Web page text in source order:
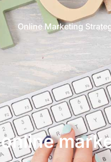
Online Marketing
online